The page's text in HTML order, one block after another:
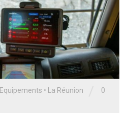
Equipements • La Réunion 0